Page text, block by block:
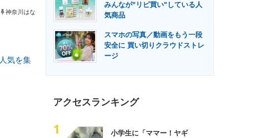
エネルギーの専門メディア 建設×テクノロジーの最前線
神奈川はな
人気を集
みんなが"リピ買い"している人
気商品
スマホの写真／動画をもう一段
安全に 買い切りクラウドストレ
ージ
アクセスランキング
1
小学生に「ママー！ヤギ